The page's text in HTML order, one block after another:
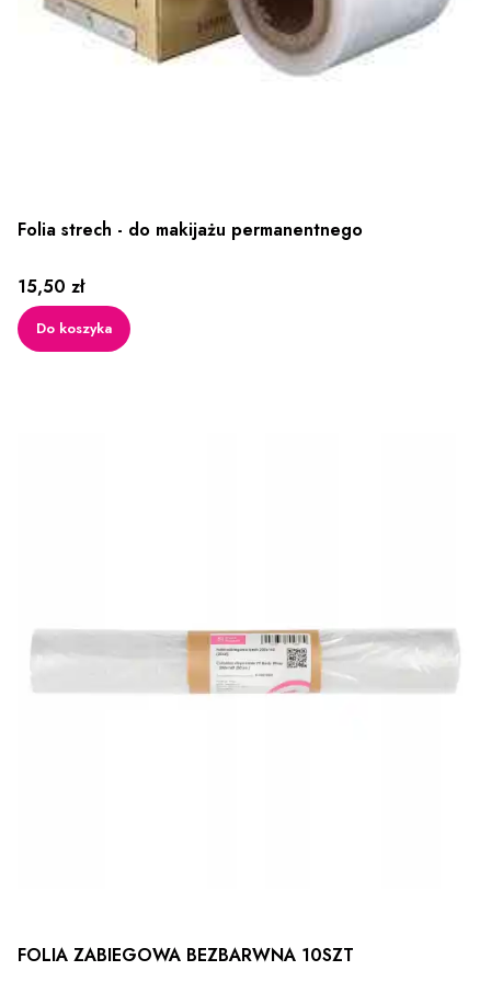
Folia strech - do makijażu permanentnego
Cena
15,50 zł
Do koszyka
FOLIA ZABIEGOWA BEZBARWNA 10SZT